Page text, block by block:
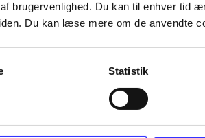
brugervenlighed. Du kan til enhver tid
Du kan læse mere om de anvendte
Statistik